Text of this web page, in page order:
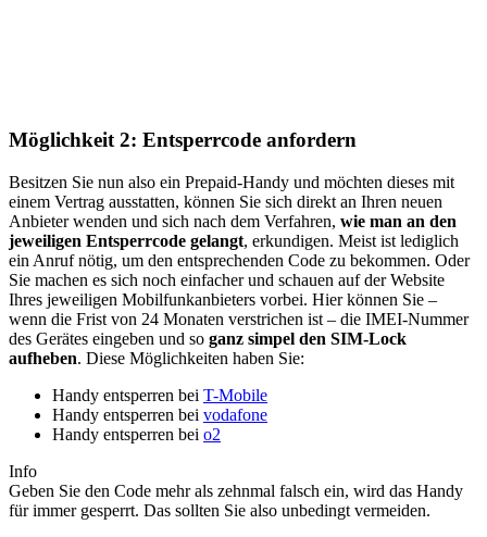
Möglichkeit 2: Entsperrcode anfordern
Besitzen Sie nun also ein Prepaid-Handy und möchten dieses mit
einem Vertrag ausstatten, können Sie sich direkt an Ihren neuen
Anbieter wenden und sich nach dem Verfahren, wie man an den
jeweiligen Entsperrcode gelangt, erkundigen. Meist ist lediglich
ein Anruf nötig, um den entsprechenden Code zu bekommen. Oder
Sie machen es sich noch einfacher und schauen auf der Website
Ihres jeweiligen Mobilfunkanbieters vorbei. Hier können Sie –
wenn die Frist von 24 Monaten verstrichen ist – die IMEI-Nummer
des Gerätes eingeben und so ganz simpel den SIM-Lock
aufheben. Diese Möglichkeiten haben Sie:
Handy entsperren bei T-Mobile
Handy entsperren bei vodafone
Handy entsperren bei o2
Info
Geben Sie den Code mehr als zehnmal falsch ein, wird das Handy
für immer gesperrt. Das sollten Sie also unbedingt vermeiden.